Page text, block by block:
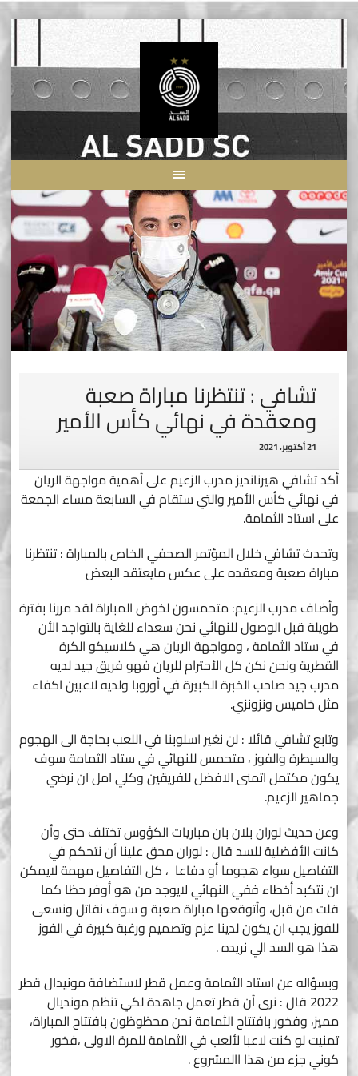
content
تشافي : تنتظرنا مباراة صعبة
ومعقدة في نهائي كأس الأمير
21 أكتوبر، 2021
أكد تشافي هيرنانديز مدرب الزعيم على أهمية مواجهة الريان
في نهائي كأس الأمير والتي ستقام في السابعة مساء الجمعة
على استاد الثمامة.
وتحدث تشافي خلال المؤتمر الصحفي الخاص بالمباراة : تنتظرنا
مباراة صعبة ومعقده على عكس مايعتقد البعض
وأضاف مدرب الزعيم: متحمسون لخوض المباراة لقد مررنا بفترة
طويلة قبل الوصول للنهائي نحن سعداء للغاية بالتواجد الأن
في ستاد الثمامة ، ومواجهة الريان هي كلاسيكو الكرة
القطرية ونحن نكن كل الأحترام للريان فهو فريق جيد لديه
مدرب جيد صاحب الخبرة الكبيرة في أوروبا ولديه لاعبين اكفاء
مثل خاميس ونزونزي.
وتابع تشافي قائلا : لن نغير اسلوبنا في اللعب بحاجة الى الهجوم
والسيطرة والفوز ، متحمس للنهائي في ستاد الثمامة سوف
يكون مكتمل اتمنى الافضل للفريقين وكلي امل ان نرضي
جماهير الزعيم.
وعن حديث لوران بلان بان مباريات الكؤوس تختلف حتى وأن
كانت الأفضلية للسد قال : لوران محق علينا أن نتحكم في
التفاصيل سواء هجوما أو دفاعا ، كل التفاصيل مهمة لايمكن
ان نتكبد أخطاء ففي النهائي لايوجد من هو أوفر حظا كما
قلت من قبل، وأتوقعها مباراة صعبة و سوف نقاتل ونسعى
للفوز يجب ان يكون لدينا عزم وتصميم ورغبة كبيرة في الفوز
هذا هو السد الي نريده .
وبسؤاله عن استاد الثمامة وعمل قطر لاستضافة مونيدال قطر
2022 قال : نرى أن قطر تعمل جاهدة لكي تنظم مونديال
مميز، وفخور بافتتاح الثمامة نحن محظوظون بافتتاح المباراة،
تمنيت لو كنت لاعبا لألعب في الثمامة للمرة الاولى ،فخور
كوني جزء من هذا االمشروع .